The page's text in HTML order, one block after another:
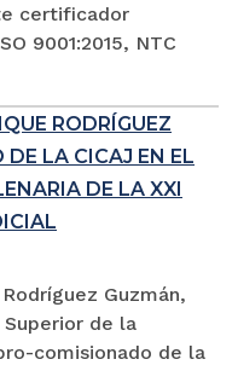
certificador
9001:2015, NTC
RODRÍGUEZ
LA CICAJ EN EL
DE LA XXI
Guzmán,
de la
comisionado de la